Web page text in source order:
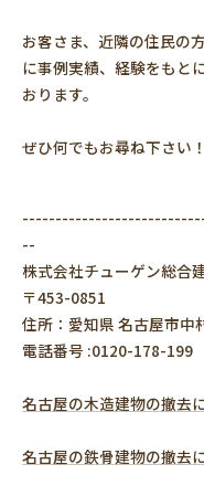
お客さま、近隣の住民の
に事例実績、経験をもと
おります。
ぜひ何でもお尋ね下さい！
--
株式会社チューゲン総合
〒453-0851
住所：愛知県 名古屋市
電話番号 :0120-178-199
名古屋の木造建物の撤去
名古屋の鉄骨建物の撤去